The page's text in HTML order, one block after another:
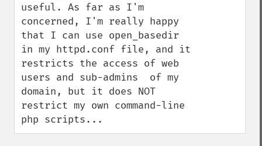
useful. As far as I'm
concerned, I'm really happy
that I can use open_basedir
in my httpd.conf file, and it
restricts the access of web
users and sub-admins  of my
domain, but it does NOT
restrict my own command-line
php scripts...